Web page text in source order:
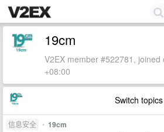
19cm
V2EX member #522781,
+08:00
Switch
信息安全 • 19cm